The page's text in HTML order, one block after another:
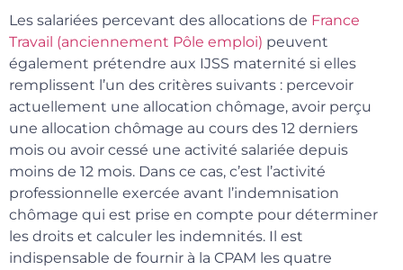
Les salariées percevant des allocations de France
Travail (anciennement Pôle emploi) peuvent
également prétendre aux IJSS maternité si elles
remplissent l’un des critères suivants : percevoir
actuellement une allocation chômage, avoir perçu
une allocation chômage au cours des 12 derniers
mois ou avoir cessé une activité salariée depuis
moins de 12 mois. Dans ce cas, c’est l’activité
professionnelle exercée avant l’indemnisation
chômage qui est prise en compte pour déterminer
les droits et calculer les indemnités. Il est
indispensable de fournir à la CPAM les quatre